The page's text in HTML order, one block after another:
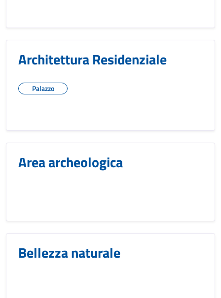
Architettura Residenziale
Palazzo
Area archeologica
Bellezza naturale